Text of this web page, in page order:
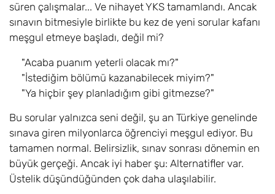
süren çalışmalar... Ve nihayet YKS tamamlandı. Ancak
sınavın bitmesiyle birlikte bu kez de yeni sorular kafanı
meşgul etmeye başladı, değil mi?
"Acaba puanım yeterli olacak mı?"
"İstediğim bölümü kazanabilecek miyim?"
"Ya hiçbir şey planladığım gibi gitmezse?"
Bu sorular yalnızca seni değil, şu an Türkiye genelinde
sınava giren milyonlarca öğrenciyi meşgul ediyor. Bu
tamamen normal. Belirsizlik, sınav sonrası dönemin en
büyük gerçeği. Ancak iyi haber şu: Alternatifler var.
Üstelik düşündüğünden çok daha ulaşılabilir.